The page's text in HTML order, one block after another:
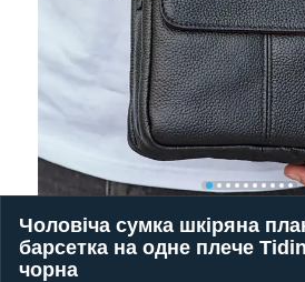
Чоловіча сумка шкіряна
барсетка на одне плече
чорна